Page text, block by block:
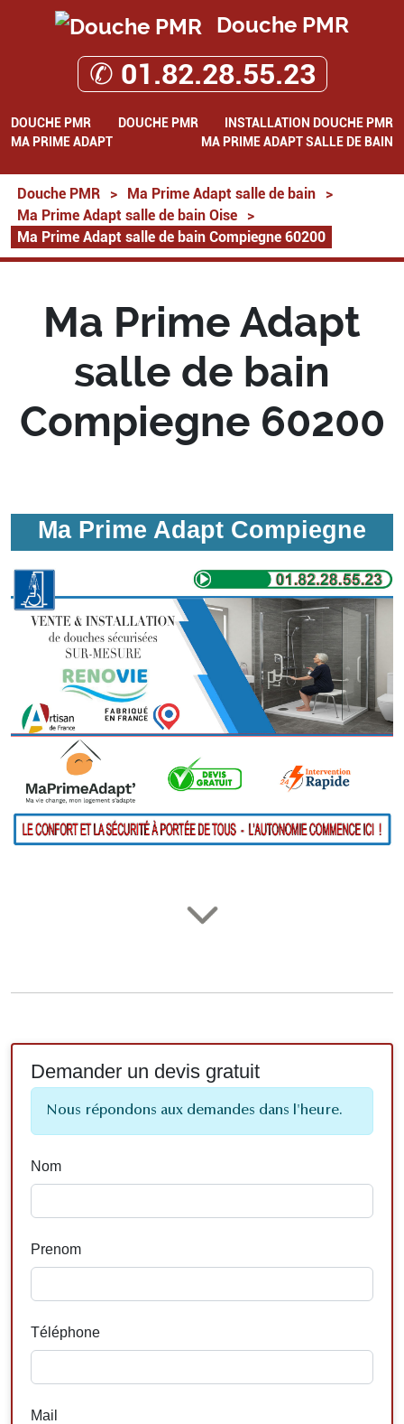
Douche PMR
✆ 01.82.28.55.23
DOUCHE PMR DOUCHE PMR
INSTALLATION DOUCHE PMR
MA PRIME ADAPT
MA PRIME ADAPT SALLE DE BAIN
Douche PMR > Ma Prime Adapt salle de bain
>
Ma Prime Adapt salle de bain Oise
>
Ma Prime Adapt salle de bain Compiegne 60200
Ma Prime Adapt
salle de bain
Compiegne 60200
Ma Prime Adapt Compiegne
Demander un devis gratuit
Nous répondons aux demandes dans l'heure.
Nom
Prenom
Téléphone
Mail